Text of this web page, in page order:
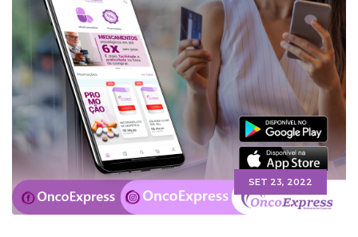
SET 23, 2022